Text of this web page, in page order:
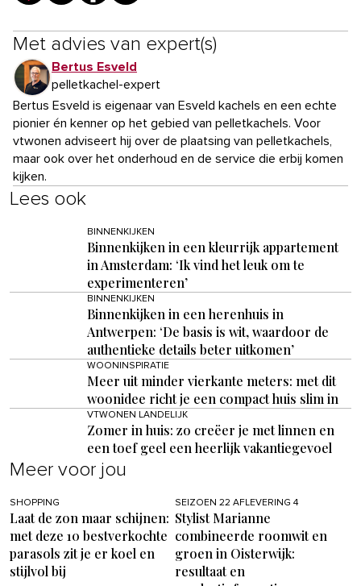
Met advies van expert(s)
Bertus Esveld
pelletkachel-expert
Bertus Esveld is eigenaar van Esveld kachels en een echte
pionier én kenner op het gebied van pelletkachels. Voor
vtwonen adviseert hij over de plaatsing van pelletkachels,
maar ook over het onderhoud en de service die erbij komen
kijken.
Lees ook
BINNENKIJKEN
Binnenkijken in een kleurrijk appartement
in Amsterdam: ‘Ik vind het leuk om te
experimenteren’
BINNENKIJKEN
Binnenkijken in een herenhuis in
Antwerpen: ‘De basis is wit, waardoor de
authentieke details beter uitkomen’
WOONINSPIRATIE
Meer uit minder vierkante meters: met dit
woonidee richt je een compact huis slim in
VTWONEN LANDELIJK
Zomer in huis: zo creëer je met linnen en
een toef geel een heerlijk vakantiegevoel
Meer voor jou
SHOPPING
Laat de zon maar schijnen:
met deze 10 bestverkochte
parasols zit je er koel en
stijlvol bij
SEIZOEN 22 AFLEVERING 4
Stylist Marianne
combineerde roomwit en
groen in Oisterwijk:
resultaat en